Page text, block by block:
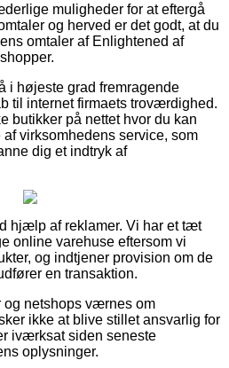
muligheder for at eftergå
og herved er det godt, at du
omtaler af Enlightened af
i højeste grad fremragende
til internet firmaets troværdighed.
butikker på nettet hvor du kan
virksomhedens service, som
dig et indtryk af
hjælp af reklamer. Vi har et tæt
online varehuse eftersom vi
og indtjener provision om de
en transaktion.
og netshops værnes om
ikke at blive stillet ansvarlig for
iværksat siden seneste
oplysninger.